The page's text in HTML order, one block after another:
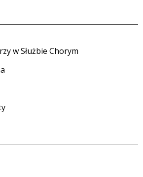
w Służbie Chorym